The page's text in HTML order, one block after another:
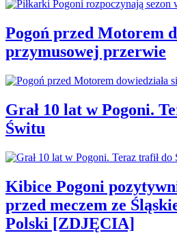
Pogoń przed Motorem
przymusowej przerwie
Grał 10 lat w Pogoni.
Świtu
Kibice Pogoni
przed meczem ze
Polski [ZDJĘCIA]